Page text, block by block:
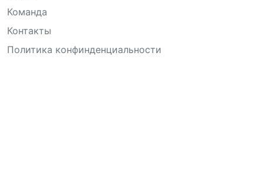
Команда
Контакты
Политика конфинденциальности